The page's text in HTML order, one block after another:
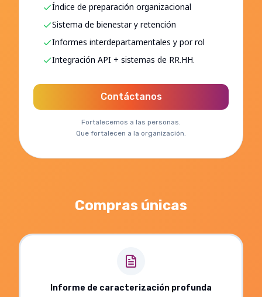
Índice de preparación organizacional
Sistema de bienestar y retención
Informes interdepartamentales y por rol
Integración API + sistemas de RR.HH.
Contáctanos
Fortalecemos a las personas.
Que fortalecen a la organización.
Compras únicas
Informe de caracterización profunda